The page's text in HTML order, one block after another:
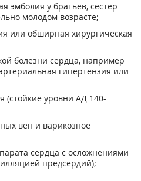
эмболия у братьев, сестер
молодом возрасте;
или обширная хирургическая
болезни сердца, например
гипертензия или
(стойкие уровни АД 140-
вен и варикозное
сердца с осложнениями
предсердий);